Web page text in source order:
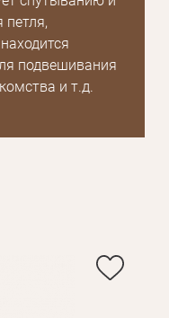
подвешивания
и т.д.